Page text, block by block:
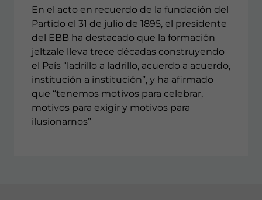
En el acto en recuerdo de la fundación del
Partido el 31 de julio de 1895, el presidente
del EBB ha destacado que la formación
jeltzale lleva trece décadas construyendo
el País “ladrillo a ladrillo, acuerdo a acuerdo,
institución a institución”, y ha afirmado
que “tenemos motivos para celebrar,
motivos para exigir y motivos para
ilusionarnos”